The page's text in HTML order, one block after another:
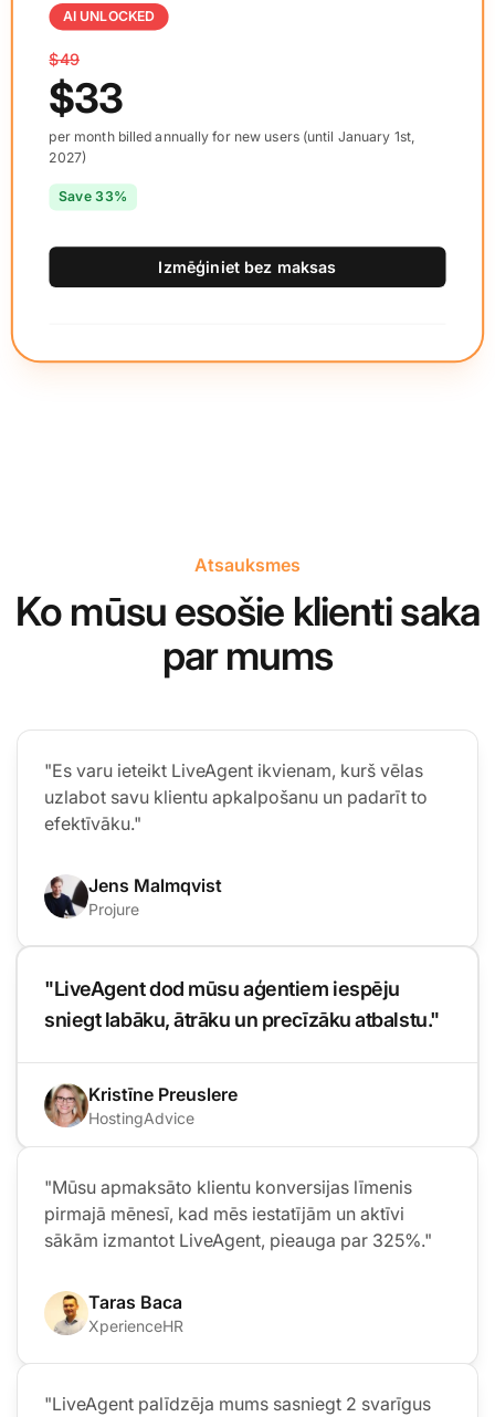
AI UNLOCKED
$49
$33
per month billed annually for new users (until January 1st,
2027)
Save 33%
Izmēģiniet bez maksas
Atsauksmes
Ko mūsu esošie klienti saka
par mums
"Es varu ieteikt LiveAgent ikvienam, kurš vēlas
uzlabot savu klientu apkalpošanu un padarīt to
efektīvāku."
Jens Malmqvist
Projure
"LiveAgent dod mūsu aģentiem iespēju
sniegt labāku, ātrāku un precīzāku atbalstu."
Kristīne Preuslere
HostingAdvice
"Mūsu apmaksāto klientu konversijas līmenis
pirmajā mēnesī, kad mēs iestatījām un aktīvi
sākām izmantot LiveAgent, pieauga par 325%."
Taras Baca
XperienceHR
"LiveAgent palīdzēja mums sasniegt 2 svarīgus